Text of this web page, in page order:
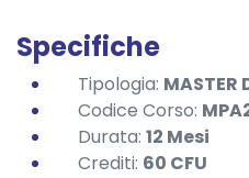
Specifiche
Tipologia: MASTER
Codice Corso:
Durata: 12 Mesi
Crediti: 60 CFU